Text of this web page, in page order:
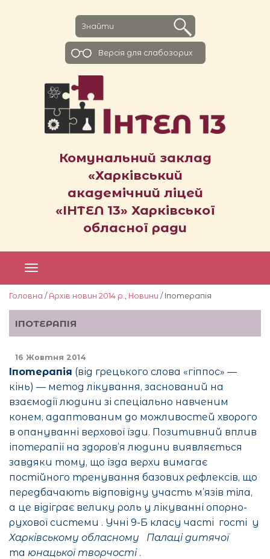
Комунальний заклад
«Харківський
академічний ліцей
«ІНТЕЛ 13» Харківської
обласної ради
Версiя для слабозорих
Головна / Архів новин 2014 р. Новини / Іпотерапія
ІПОТЕРАПІЯ
16 Жовтня 2014
Іпотерапія (від грецького слова «гіппос» —
кінь) — методлікування, заснований на
взаємодії людини зі спеціально навченим
конем, адаптованим до можливостей хворого
в опануванні верхової їзди. Позитивний вплив
іпотерапії на здоров’я людини виявляється
завдяки тому, що їзда верхи вимагає
постійного тренування базових рефлексів, що
передбачають відповідну участь м’язів тіла,
а це відіграє велику роль у лікуванні опорно-
рухової системи . Учні 9-Б класу часті гості у
Харківському обласному
Палаці дитячої
та юнацької творчості.